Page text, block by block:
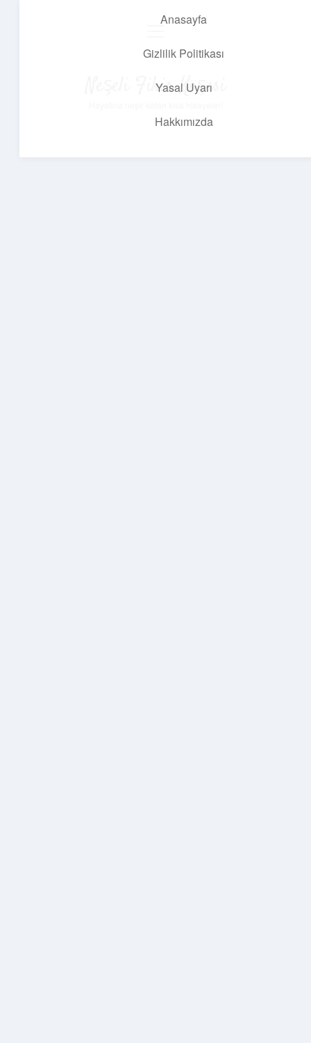
Anasayfa
Gizlilik Politikası
Yasal Uyarı
Hakkımızda
Neşeli Fikir Köşesi